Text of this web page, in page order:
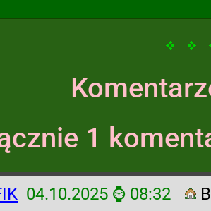
1
04.10.2025 ⌚ 08:32